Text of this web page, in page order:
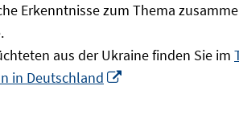
Erkenntnisse zum Thema
aus der Ukraine finden Sie im
in Deutschland